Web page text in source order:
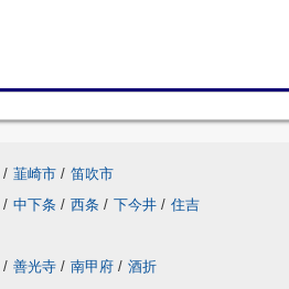
/ 韮崎市 / 笛吹市
/ 中下条 / 西条 / 下今井 / 住吉
/ 善光寺 / 南甲府 / 酒折